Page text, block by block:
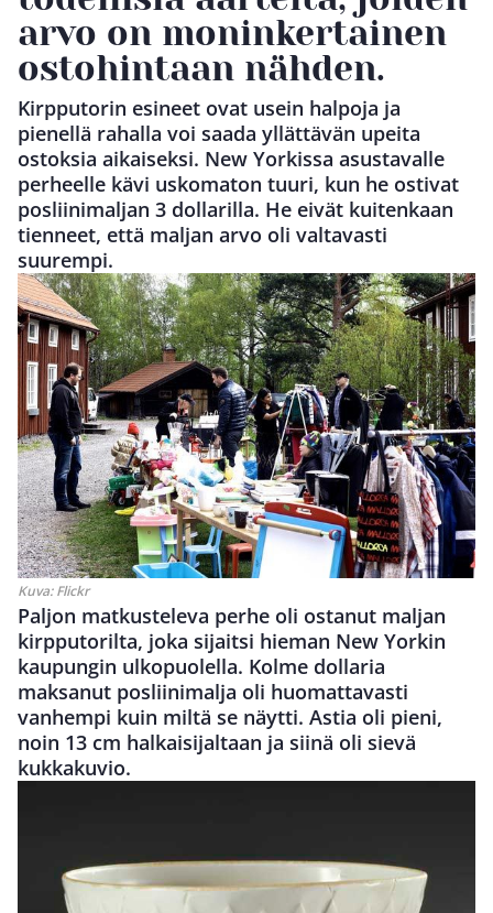
arvo on moninkertainen
ostohintaan nähden.
Kirpputorin esineet ovat usein halpoja ja
pienellä rahalla voi saada yllättävän upeita
ostoksia aikaiseksi. New Yorkissa asustavalle
perheelle kävi uskomaton tuuri, kun he ostivat
posliinimaljan 3 dollarilla. He eivät kuitenkaan
tienneet, että maljan arvo oli valtavasti
suurempi.
Kuva:Flickr
Paljon matkusteleva perhe oli ostanut maljan
kirpputorilta, joka sijaitsi hieman New Yorkin
kaupungin ulkopuolella. Kolme dollaria
maksanut posliinimalja oli huomattavasti
vanhempi kuin miltä se näytti. Astia oli pieni,
noin 13 cm halkaisijaltaan ja siinä oli sievä
kukkakuvio.